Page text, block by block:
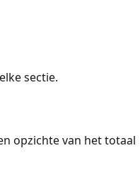
sectie.
opzichte van het totaal